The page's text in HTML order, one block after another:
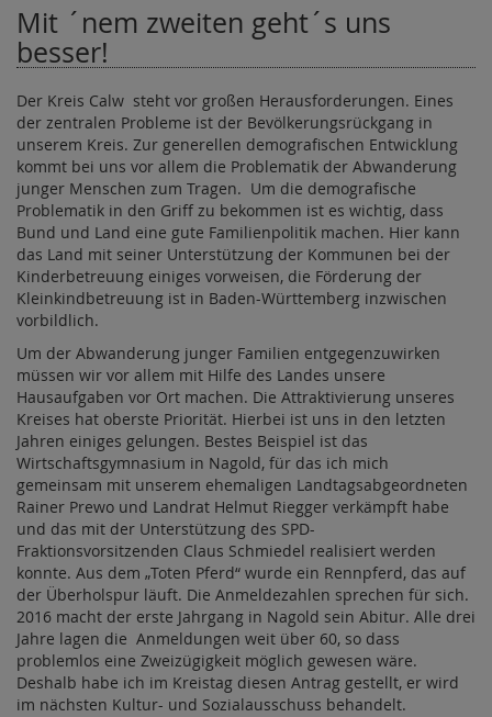
Mit ´nem zweiten geht´s uns
besser!
Der Kreis Calw steht vor großen Herausforderungen. Eines
der zentralen Probleme ist der Bevölkerungsrückgang in
unserem Kreis. Zur generellen demografischen Entwicklung
kommt bei uns vor allem die Problematik der Abwanderung
junger Menschen zum Tragen. Um die demografische
Problematik in den Griff zu bekommen ist es wichtig, dass
Bund und Land eine gute Familienpolitik machen. Hier kann
das Land mit seiner Unterstützung der Kommunen bei der
Kinderbetreuung einiges vorweisen, die Förderung der
Kleinkindbetreuung ist in Baden-Württemberg inzwischen
vorbildlich.
Um der Abwanderung junger Familien entgegenzuwirken
müssen wir vor allem mit Hilfe des Landes unsere
Hausaufgaben vor Ort machen. Die Attraktivierung unseres
Kreises hat oberste Priorität. Hierbei ist uns in den letzten
Jahren einiges gelungen. Bestes Beispiel ist das
Wirtschaftsgymnasium in Nagold, für das ich mich
gemeinsam mit unserem ehemaligen Landtagsabgeordneten
Rainer Prewo und Landrat Helmut Riegger verkämpft habe
und das mit der Unterstützung des SPD-
Fraktionsvorsitzenden Claus Schmiedel realisiert werden
konnte. Aus dem „Toten Pferd“ wurde ein Rennpferd, das auf
der Überholspur läuft. Die Anmeldezahlen sprechen für sich.
2016 macht der erste Jahrgang in Nagold sein Abitur. Alle drei
Jahre lagen die Anmeldungen weit über 60, so dass
problemlos eine Zweizügigkeit möglich gewesen wäre.
Deshalb habe ich im Kreistag diesen Antrag gestellt, er wird
im nächsten Kultur- und Sozialausschuss behandelt.